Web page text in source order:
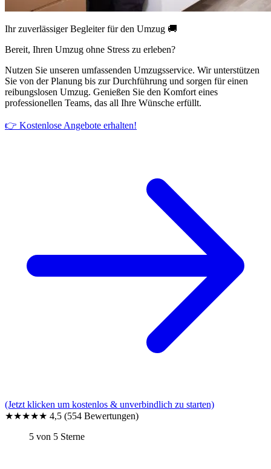
Ihr zuverlässiger Begleiter für den Umzug 🚚
Bereit, Ihren Umzug ohne Stress zu erleben?
Nutzen Sie unseren umfassenden Umzugsservice. Wir unterstützen
Sie von der Planung bis zur Durchführung und sorgen für einen
reibungslosen Umzug. Genießen Sie den Komfort eines
professionellen Teams, das all Ihre Wünsche erfüllt.
👉 Kostenlose Angebote erhalten!
(Jetzt klicken um kostenlos & unverbindlich zu starten)
★★★★★ 4,5 (554 Bewertungen)
5 von 5 Sterne